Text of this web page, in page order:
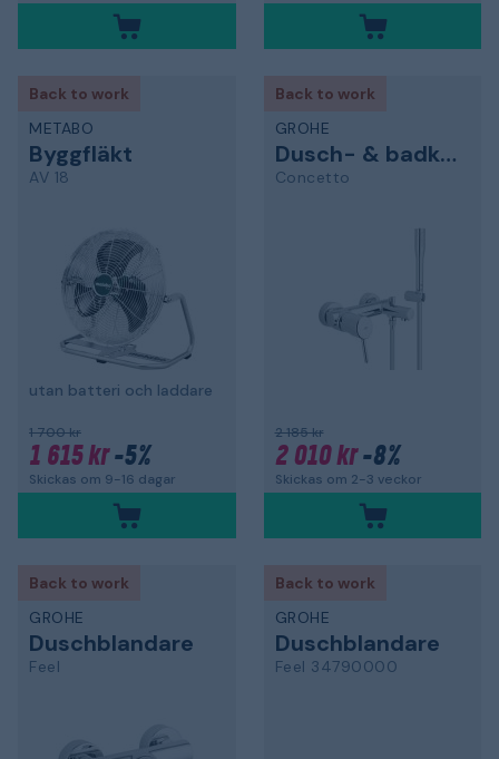
Back to work
METABO
Byggfläkt
AV 18
utan batteri och laddare
1 700 kr
1 615 kr-5%
Skickas om 9-16 dagar
Back to work
GROHE
Dusch- & badkarsblandare
Concetto
2 185 kr
2 010 kr-8%
Skickas om 2-3 veckor
Back to work
GROHE
Duschblandare
Feel
Back to work
GROHE
Duschblandare
Feel 34790000